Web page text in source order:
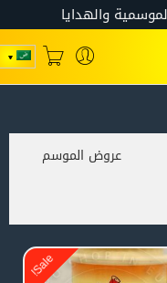
عروض الموسم
S
a
l
e
!